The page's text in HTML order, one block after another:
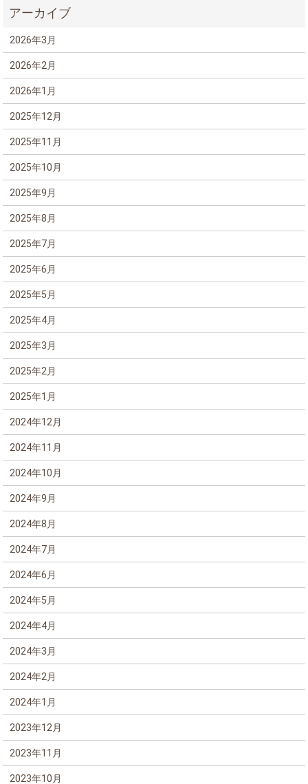
2026年3月
2026年2月
2026年1月
2025年12月
2025年11月
2025年10月
2025年9月
2025年8月
2025年7月
2025年6月
2025年5月
2025年4月
2025年3月
2025年2月
2025年1月
2024年12月
2024年11月
2024年10月
2024年9月
2024年8月
2024年7月
2024年6月
2024年5月
2024年4月
2024年3月
2024年2月
2024年1月
2023年12月
2023年11月
2023年10月